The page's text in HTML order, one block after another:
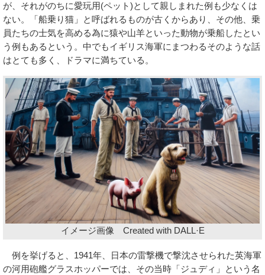
が、それがのちに愛玩用(ペット)として親しまれた例も少なくは
ない。「船乗り猫」と呼ばれるものが古くからあり、その他、乗
員たちの士気を高める為に猿や山羊といった動物が乗船したとい
う例もあるという。中でもイギリス海軍にまつわるそのような話
はとても多く、ドラマに満ちている。
イメージ画像 Created with DALL·E
例を挙げると、1941年、日本の雷撃機で撃沈させられた英海軍
の河用砲艦グラスホッパーでは、その当時「ジュディ」という名